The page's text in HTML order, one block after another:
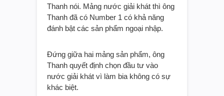
Thanh nói. Mảng nước giải khát thì ông
Thanh đã có Number 1 có khả năng
đánh bật các sản phẩm ngoại nhập.
Đứng giữa hai mảng sản phẩm, ông
Thanh quyết định chọn đầu tư vào
nước giải khát vì làm bia không có sự
khác biệt.